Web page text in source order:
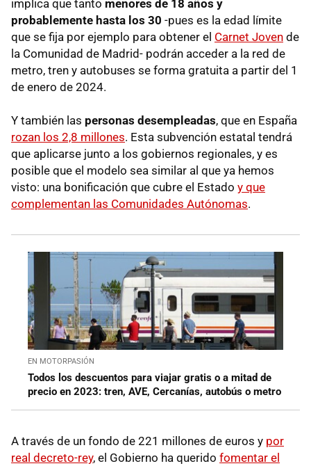
implica que tanto menores de 18 años y
probablemente hasta los 30 -pues es la edad límite
que se fija por ejemplo para obtener el Carnet Joven de
la Comunidad de Madrid- podrán acceder a la red de
metro, tren y autobuses se forma gratuita a partir del 1
de enero de 2024.
Y también las personas desempleadas, que en España
rozan los 2,8 millones. Esta subvención estatal tendrá
que aplicarse junto a los gobiernos regionales, y es
posible que el modelo sea similar al que ya hemos
visto: una bonificación que cubre el Estado y que
complementan las Comunidades Autónomas.
EN MOTORPASIÓN
Todos los descuentos para viajar gratis o a mitad de
precio en 2023: tren, AVE, Cercanías, autobús o metro
A través de un fondo de 221 millones de euros y por
real decreto-rey, el Gobierno ha querido fomentar el